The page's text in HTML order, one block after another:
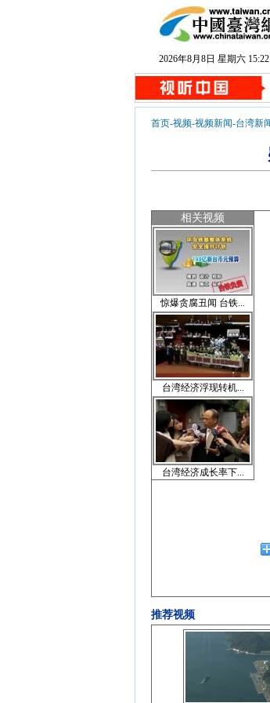
2026年8月8日 星期六
首页-视频-视频新闻-台湾新
相关视频
惊爆贪腐丑闻 台铁...
台湾经济浮现转机...
台湾经济成长率下...
推荐视频